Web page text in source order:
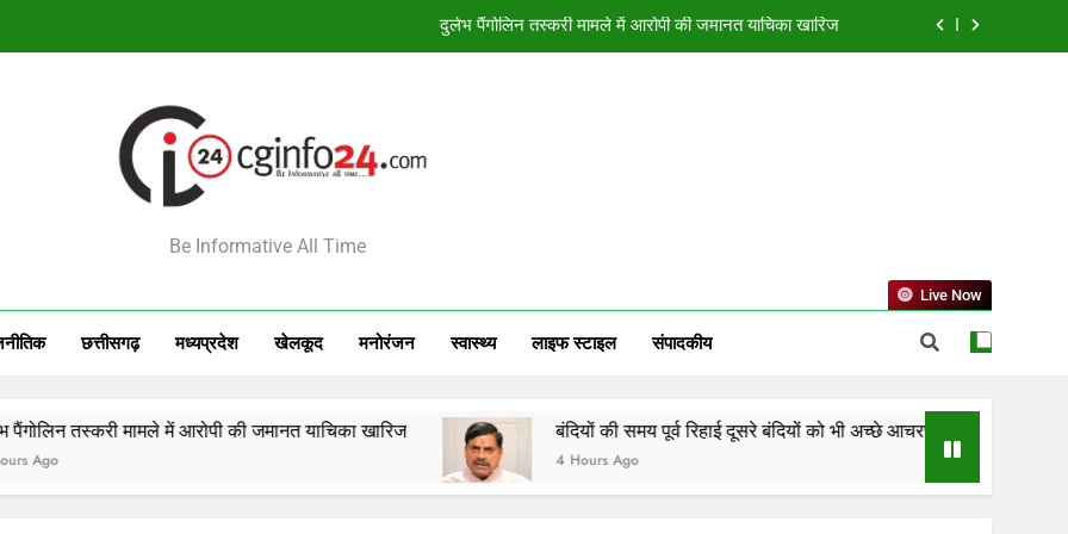
दुर्लभ पैंगोलिन तस्करी मामले में आरोपी की जमानत याचिका खारिज
आज का राशिफल 8 अगस्त 2026: 12 राशियों का भविष्यफल, जानें किस राशि की चमकेगी किस्मत
138 करोड़ की लागत से नांदघाट-मुंगेली रोड होगा फोरलेन
Be Informative All Time
छत्तीसगढ़ मध्‍यप्रदेश खेलकूद मनोरंजन स्‍वास्‍थ्‍य लाइफ स्टाइल संपादकीय
Live Now
मामले में आरोपी की जमानत याचिका खारिज बंदियों की समय पूर्व रिहाई दूसरे बंदियों को भी अच्छे आचरण के लिए करेगी प्रोत्साहित :
4 Hours Ago